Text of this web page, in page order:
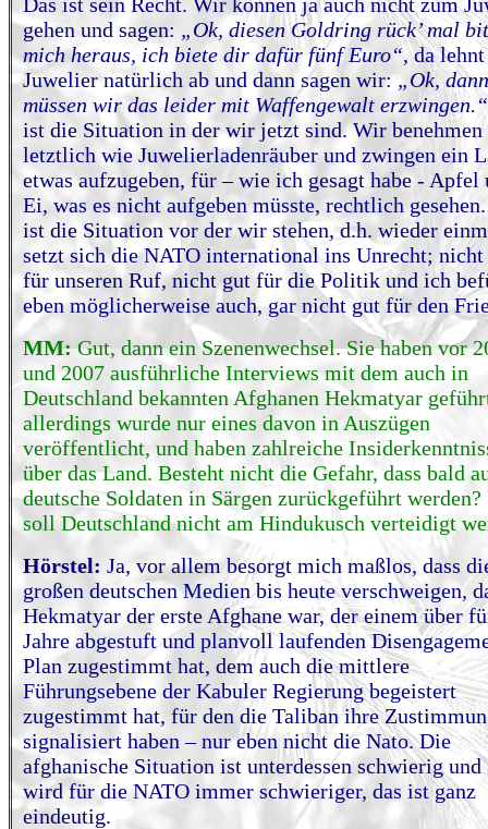
gehen und sagen: „Ok, diesen Goldring rück’ mal
mich heraus, ich biete dir dafür fünf Euro“, da
Juwelier natürlich ab und dann sagen wir:„Ok, dann
müssen wir das leider mit Waffengewalt erzwingen.“
ist die Situation in der wir jetzt sind. Wir benehmen
letztlich wie Juwelierladenräuber und zwingen ein
etwas aufzugeben, für – wie ich gesagt habe - Apfel
Ei, was es nicht aufgeben müsste, rechtlich
ist die Situation vor der wir stehen, d.h. wieder
setzt sich die NATO international ins Unrecht; nicht
für unseren Ruf, nicht gut für die Politik und ich
eben möglicherweise auch, gar nicht gut für den
MM:Gut, dann ein Szenenwechsel. Sie haben vor
und 2007 ausführliche Interviews mit dem auch in
Deutschland bekannten Afghanen Hekmatyar
allerdings wurde nur eines davon in Auszügen
veröffentlicht, und haben zahlreiche
über das Land. Besteht nicht die Gefahr, dass bald
deutsche Soldaten in Särgen zurückgeführt werden?
soll Deutschland nicht am Hindukusch verteidigt
Hörstel: Ja, vor allem besorgt mich maßlos, dass
großen deutschen Medien bis heute verschweigen,
Hekmatyar der erste Afghane war, der einem über
Jahre abgestuft und planvoll laufenden
Plan zugestimmt hat, dem auch die mittlere
Führungsebene der Kabuler Regierung begeistert
zugestimmt hat, für den die Taliban ihre
signalisiert haben – nur eben nicht die Nato. Die
afghanische Situation ist unterdessen schwierig und
wird für die NATO immer schwieriger, das ist ganz
eindeutig.